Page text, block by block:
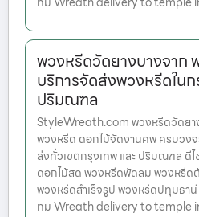
พวงหรีดวัดยางบางจาก
บริการจัดส่งพวงหรีดในก
ปริมณฑล
StyleWreath.com พวงหรีดวัดยา
พวงหรีด ดอกไม้จัดงานศพ ครบวง
ส่งทั่วเขตกรุงเทพ และ ปริมณฑล ดี
ดอกไม้สด พวงหรีดพัดลม พวงหรีด
พวงหรีดสำเร็จรูป พวงหรีดปทุมธ
ทม Wreath delivery to temple